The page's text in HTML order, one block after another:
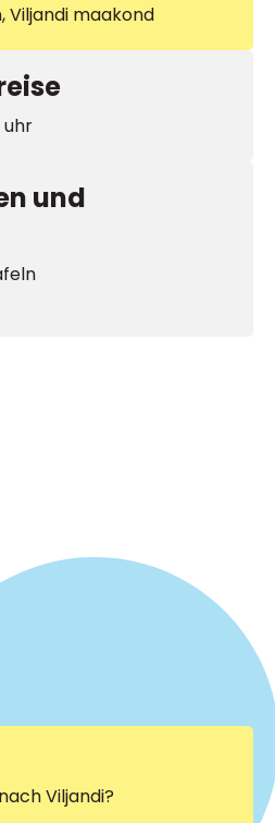
Viljandi maakond
uhr
und
Viljandi?